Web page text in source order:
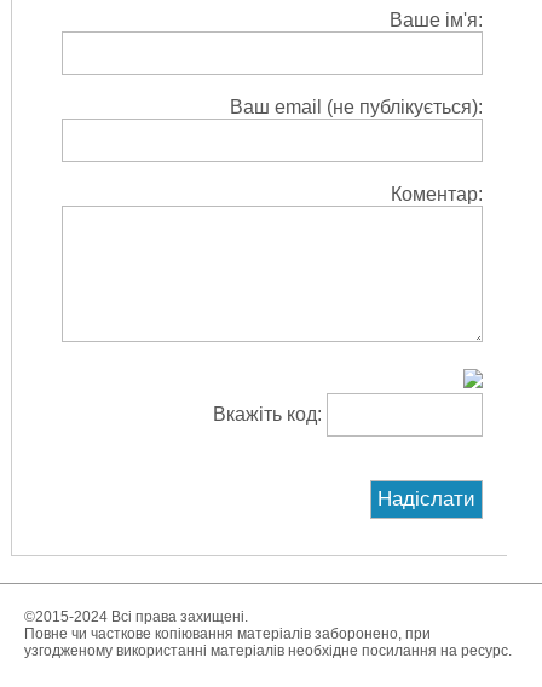
Ваше ім'я:
Ваш email (не публікується):
Коментар:
Вкажіть код:
©2015-2024 Всі права захищені.
Повне чи часткове копіювання матеріалів заборонено, при
узгодженому використанні матеріалів необхідне посилання на ресурс.